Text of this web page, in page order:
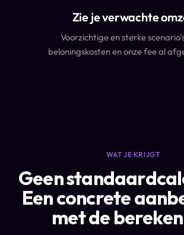
Zie je verwachte
Voorzichtige en sterke
beloningskosten en onze fee al
WAT JE KRIJGT
Geen
Een concrete
met de